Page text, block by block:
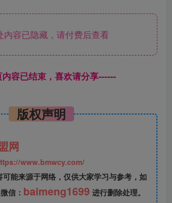
容已隐藏，请付费后查看
容已结束，喜欢请分享------
版权声明
网
www.bmwcy.com/
能来源于网络，仅供大家学习与参考，如
信： baimeng1699 进行删除处理。